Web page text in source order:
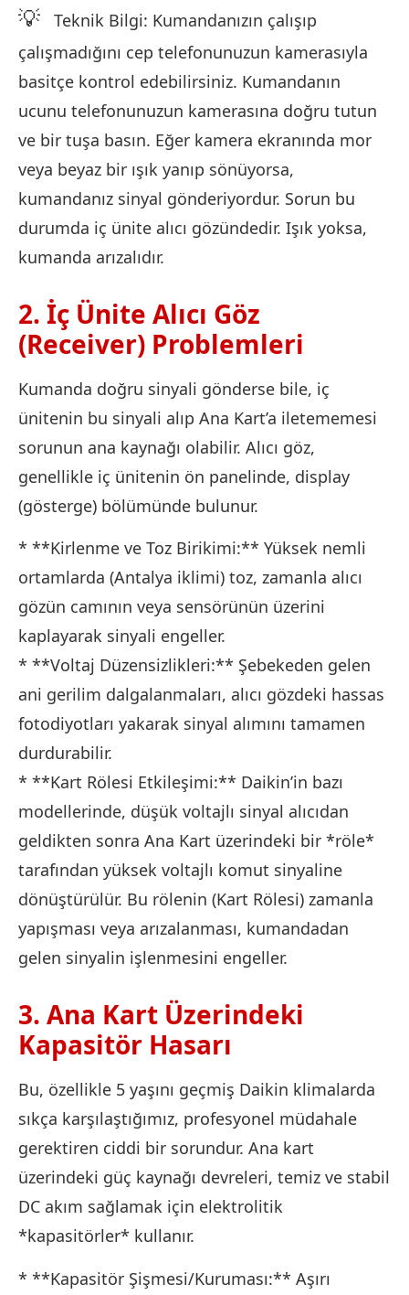
💡
Teknik Bilgi: Kumandanızın çalışıp
çalışmadığını cep telefonunuzun kamerasıyla
basitçe kontrol edebilirsiniz. Kumandanın
ucunu telefonunuzun kamerasına doğru tutun
ve bir tuşa basın. Eğer kamera ekranında mor
veya beyaz bir ışık yanıp sönüyorsa,
kumandanız sinyal gönderiyordur. Sorun bu
durumda iç ünite alıcı gözündedir. Işık yoksa,
kumanda arızalıdır.
2. İç Ünite Alıcı Göz
(Receiver) Problemleri
Kumanda doğru sinyali gönderse bile, iç
ünitenin bu sinyali alıp Ana Kart’a iletememesi
sorunun ana kaynağı olabilir. Alıcı göz,
genellikle iç ünitenin ön panelinde, display
(gösterge) bölümünde bulunur.
* **Kirlenme ve Toz Birikimi:** Yüksek nemli
ortamlarda (Antalya iklimi) toz, zamanla alıcı
gözün camının veya sensörünün üzerini
kaplayarak sinyali engeller.
* **Voltaj Düzensizlikleri:** Şebekeden gelen
ani gerilim dalgalanmaları, alıcı gözdeki hassas
fotodiyotları yakarak sinyal alımını tamamen
durdurabilir.
* **Kart Rölesi Etkileşimi:** Daikin’in bazı
modellerinde, düşük voltajlı sinyal alıcıdan
geldikten sonra Ana Kart üzerindeki bir *röle*
tarafından yüksek voltajlı komut sinyaline
dönüştürülür. Bu rölenin (Kart Rölesi) zamanla
yapışması veya arızalanması, kumandadan
gelen sinyalin işlenmesini engeller.
3. Ana Kart Üzerindeki
Kapasitör Hasarı
Bu, özellikle 5 yaşını geçmiş Daikin klimalarda
sıkça karşılaştığımız, profesyonel müdahale
gerektiren ciddi bir sorundur. Ana kart
üzerindeki güç kaynağı devreleri, temiz ve stabil
DC akım sağlamak için elektrolitik
*kapasitörler* kullanır.
* **Kapasitör Şişmesi/Kuruması:** Aşırı